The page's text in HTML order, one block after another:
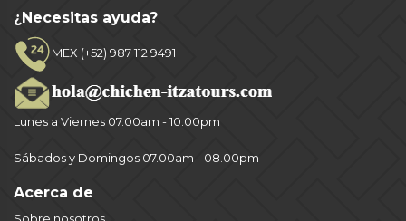
¿Necesitas ayuda?
MEX (+52) 987 112 9491
Lunes a Viernes 07.00am - 10.00pm
Sábados y Domingos 07.00am - 08.00pm
Acerca de